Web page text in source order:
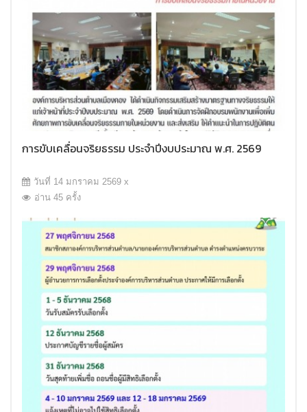
การขับเคลื่อนจริยธรรม ประจำปีงบประมาณ พ.ศ. 2569
วันที่ 14 มกราคม 2569 x
อ่าน 45 ครั้ง